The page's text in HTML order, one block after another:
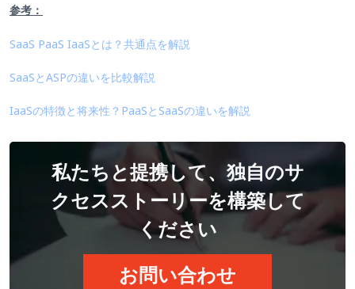
参考：
SaaS PaaS IaaSとは？共通点を解説
SaaSとASPの違いを比較解説
IaaSの特徴と将来性？PaaSとSaaSの違いを解説
私たちと提携して、独自のサ
クセスストーリーを構築して
ください
お問い合わせ